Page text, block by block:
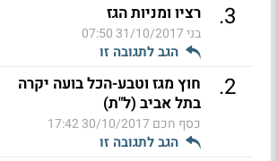
3
. רציו ומניות הגז
בני31/10/2017 07:50
הגב לתגובה זו
2
.
חוץ מגז וטבע-הכל בועה יקרה
בתל אביב (ל"ת)
כסף חכם 30/10/2017 17:42
הגב לתגובה זו